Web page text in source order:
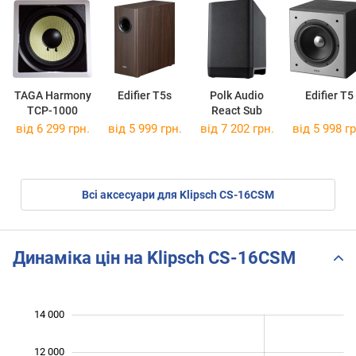
TAGA Harmony
TCP-1000
Edifier T5s
Polk Audio
React Sub
Edifier T5
від 6 299 грн. від 5 999 грн. від 7 202 грн. від 5 998
Всі аксесуари для Klipsch CS-16CSM
Динаміка цін на Klipsch CS-16CSM
12 000
14 000